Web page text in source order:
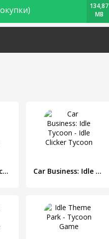
134,87
MB
Medieval: Idle Tycoon - Idle Clicker Tycoon Game Car Business: Idle Tycoon - Idle Clicker Tycoon